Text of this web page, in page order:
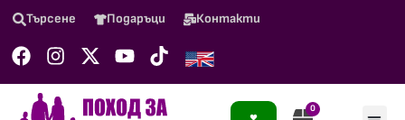
Търсене Подаръци Контакти
0